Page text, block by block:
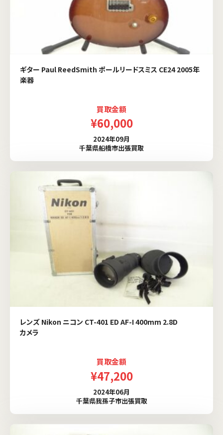
ギター Paul ReedSmith ポールリードスミス CE24 2005年
楽器
買取金額
¥60,000
2024年09月
千葉県船橋市出張買取
レンズ Nikon ニコン CT-401 ED AF-I 400mm 2.8D
カメラ
買取金額
¥47,200
2024年06月
千葉県我孫子市出張買取